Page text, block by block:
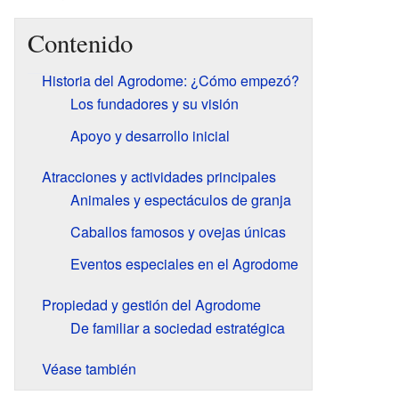
Contenido
Historia del Agrodome: ¿Cómo empezó?
Los fundadores y su visión
Apoyo y desarrollo inicial
Atracciones y actividades principales
Animales y espectáculos de granja
Caballos famosos y ovejas únicas
Eventos especiales en el Agrodome
Propiedad y gestión del Agrodome
De familiar a sociedad estratégica
Véase también